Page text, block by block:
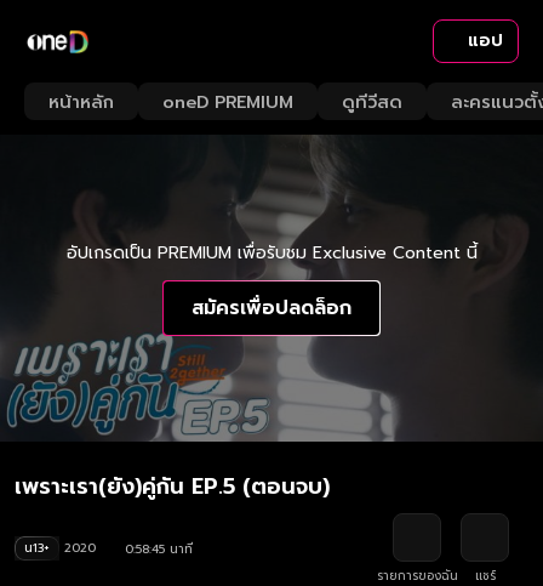
แอป
หน้าหลัก oneD PREMIUM ดูทีวีสด ละครแนวตั้
อัปเกรดเป็น PREMIUM เพื่อรับชม Exclusive Content นี้
สมัครเพื่อปลดล็อก
เพราะเรา(ยัง)คู่กัน EP.5 (ตอนจบ)
น13+ 2020
0:58:45 นาที
รายการของฉัน
แชร์